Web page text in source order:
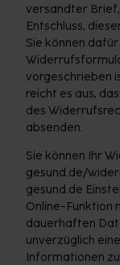
versandter
Entschluss,
Sie können
vorgeschrieben
reicht es aus,
des
absenden.
Sie können Ihr
gesund.de/
gesund.de
Online-Funktion
dauerhaften
unverzüglich
Informationen